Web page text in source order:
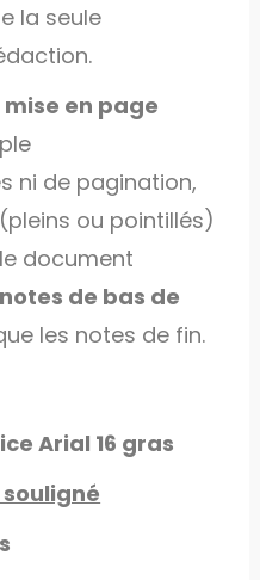
la seule
en page
ni de pagination,
ou pointillés)
document
notes de bas de
les notes de fin.
Arial 16 gras
souligné